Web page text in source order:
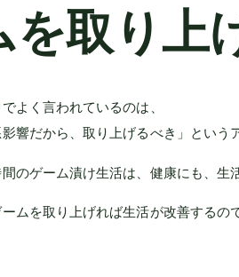
を取り上
よく言われているのは、
影響だから、取り上げるべき」という
のゲーム漬け生活は、健康にも、生
ムを取り上げれば生活が改善するの